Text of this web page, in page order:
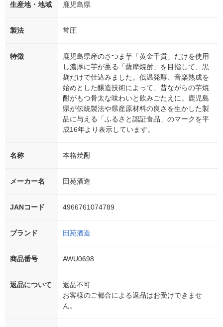
生産地・地域 鹿児島県
製法 常圧
特徴
鹿児島県産のさつま芋「黄金千貫」だけを使用
し濃厚に芋が薫る「薩摩焼酎」を目指して、黒
麹だけで仕込みました。低温発酵、音楽熟成を
始めとした醸造技術によって、昔ながらの芋焼
酎がもつ骨太な味わいと飲みごたえに。鹿児島
県が伝統製法や県産原材料の良さを生かした製
品に与える「ふるさと認証食品」のマークを平
成16年より表示しています。
名称 本格焼酎
メーカー名 田苑酒造
JANコード 4966761074789
ブランド 田苑酒造
商品番号 AWU0698
返品について
返品不可
お客様のご都合による返品はお受けできませ
ん。